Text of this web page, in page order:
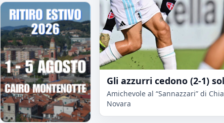
Gli azzurri cedono (2-1)
Amichevole al “Sannazzari” di
Novara